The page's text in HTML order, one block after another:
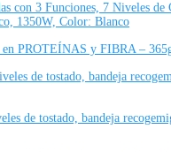
con 3 Funciones, 7 Niveles
1350W, Color: Blanco
PROTEÍNAS y FIBRA –
de tostado, bandeja
de tostado, bandeja